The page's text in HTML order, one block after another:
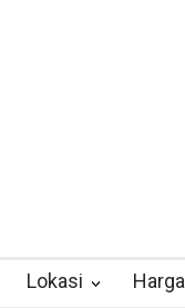
Lokasi Harga